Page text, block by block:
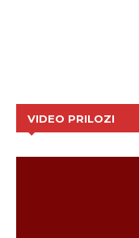
VIDEO PRILOZI